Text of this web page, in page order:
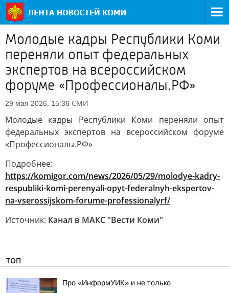
Молодые кадры Республики Коми
переняли опыт федеральных
экспертов на всероссийском
форуме «Профессионалы.РФ»
29 мая 2026, 15:36 СМИ
Молодые кадры Республики Коми переняли опыт
федеральных экспертов на всероссийском форуме
«Профессионалы.РФ»
Подробнее:
https://komigor.com/news/2026/05/29/molodye-kadry-
respubliki-komi-perenyali-opyt-federalnyh-ekspertov-
na-vserossijskom-forume-professionalyrf/
Источник: Канал в МАКС "Вести Коми"
ТОП
Про «ИнформУИК» и не только